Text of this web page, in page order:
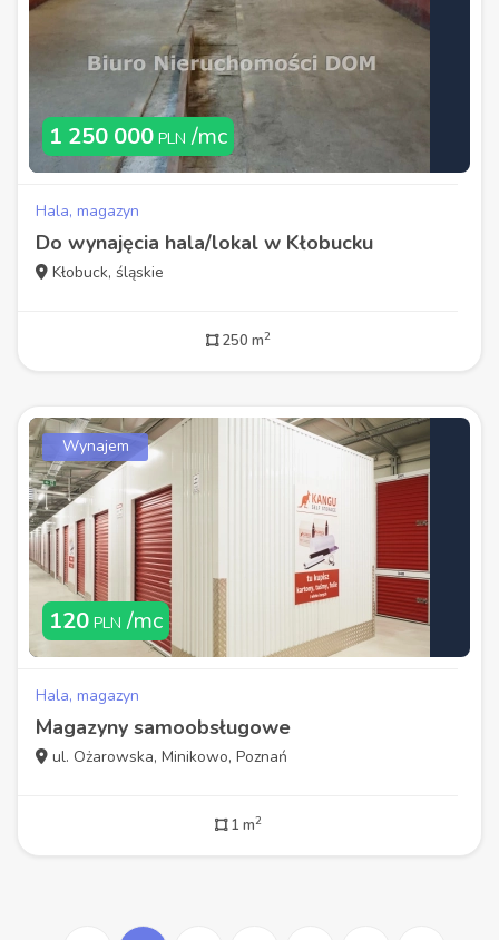
1 250 000 PLN /mc
Hala, magazyn
Do wynajęcia hala/lokal w Kłobucku
Kłobuck, śląskie
250 m2
Wynajem
120 PLN /mc
Hala, magazyn
Magazyny samoobsługowe
ul. Ożarowska, Minikowo, Poznań
1 m2